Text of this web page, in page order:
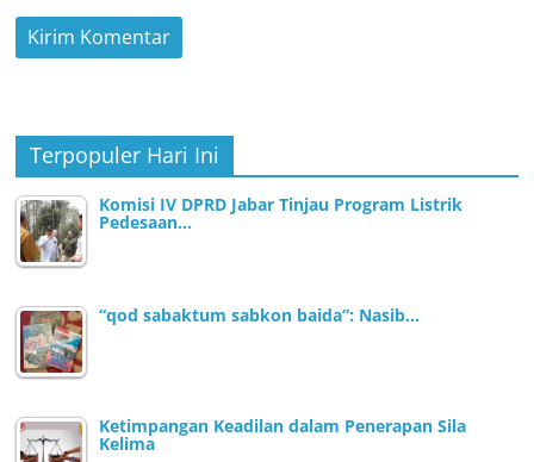
Terpopuler Hari Ini
Komisi IV DPRD Jabar Tinjau Program Listrik
Pedesaan…
“qod sabaktum sabkon baida”: Nasib…
Ketimpangan Keadilan dalam Penerapan Sila
Kelima